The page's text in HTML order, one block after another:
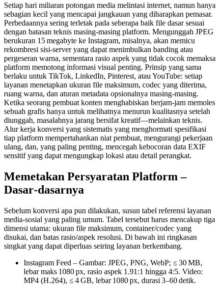
Setiap hari miliaran potongan media melintasi internet, namun hanya
sebagian kecil yang mencapai jangkauan yang diharapkan pemasar.
Perbedaannya sering terletak pada seberapa baik file dasar sesuai
dengan batasan teknis masing‑masing platform. Mengunggah JPEG
berukuran 15 megabyte ke Instagram, misalnya, akan memicu
rekombresi sisi‑server yang dapat menimbulkan banding atau
pergeseran warna, sementara rasio aspek yang tidak cocok memaksa
platform memotong informasi visual penting. Prinsip yang sama
berlaku untuk TikTok, LinkedIn, Pinterest, atau YouTube: setiap
layanan menetapkan ukuran file maksimum, codec yang diterima,
ruang warna, dan aturan metadata opsionalnya masing‑masing.
Ketika seorang pembuat konten menghabiskan berjam‑jam memoles
sebuah grafis hanya untuk melihatnya menurun kualitasnya setelah
diunggah, masalahnya jarang bersifat kreatif—melainkan teknis.
Alur kerja konversi yang sistematis yang menghormati spesifikasi
tiap platform mempertahankan niat pembuat, mengurangi pekerjaan
ulang, dan, yang paling penting, mencegah kebocoran data EXIF
sensitif yang dapat mengungkap lokasi atau detail perangkat.
Memetakan Persyaratan Platform –
Dasar‑dasarnya
Sebelum konversi apa pun dilakukan, susun tabel referensi layanan
media‑sosial yang paling umum. Tabel tersebut harus mencakup tiga
dimensi utama: ukuran file maksimum, container/codec yang
disukai, dan batas rasio/aspek resolusi. Di bawah ini ringkasan
singkat yang dapat diperluas seiring layanan berkembang.
Instagram Feed – Gambar: JPEG, PNG, WebP; ≤ 30 MB,
lebar maks 1080 px, rasio aspek 1.91:1 hingga 4:5. Video:
MP4 (H.264), ≤ 4 GB, lebar 1080 px, durasi 3–60 detik.